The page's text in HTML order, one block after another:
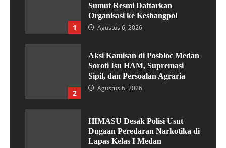
1
Sumut Resmi Daftarkan
Organisasi ke Kesbangpol
Agustus 6, 2026
2
Aksi Kamisan di Posbloc Medan
Soroti Isu HAM, Supremasi
Sipil, dan Persoalan Agraria
Agustus 6, 2026
HIMASU Desak Polisi Usut
Dugaan Peredaran Narkotika di
Lapas Kelas I Medan